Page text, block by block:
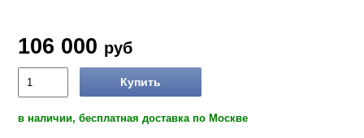
106 000 руб
Купить
в наличии, бесплатная доставка по Москве